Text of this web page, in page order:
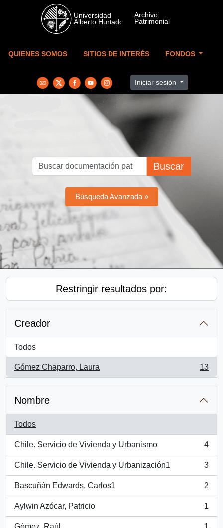
Skip to main content
QUIENES SOMOS SITIOS DE INTERÉS FONDOS
Iniciar sesión
Buscar
Búsqueda Avanzada »
Restringir resultados por:
Creador
Todos
Gómez Chaparro, Laura
, 13 resultados
13
Nombre
Todos
Chile. Servicio de Vivienda y Urbanismo
, 4 resultados
4
Chile. Servicio de Vivienda y Urbanización1
, 3 resultados
3
Bascuñán Edwards, Carlos1
, 2 resultados
2
Aylwin Azócar, Patricio
, 1 resultados
1
Gómez, Raúl 1